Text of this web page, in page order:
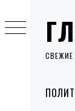
Menu
to
content